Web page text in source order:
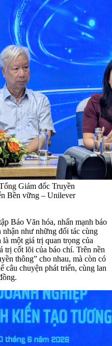
Giám đốc Truyền
Bền vững – Unilever
Báo Văn hóa, nhấn mạnh báo
như những đối tác cùng
một giá trị quan trọng của
trị cốt lõi của báo chí. Trên nền
thông” cho nhau, mà còn có
câu chuyện phát triển, cùng lan